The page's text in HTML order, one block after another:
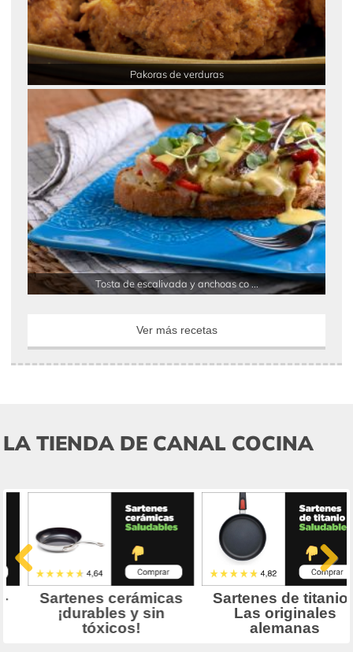
Pakoras de verduras
Tosta de escalivada y anchoas co ...
Ver más recetas
LA TIENDA DE CANAL COCINA